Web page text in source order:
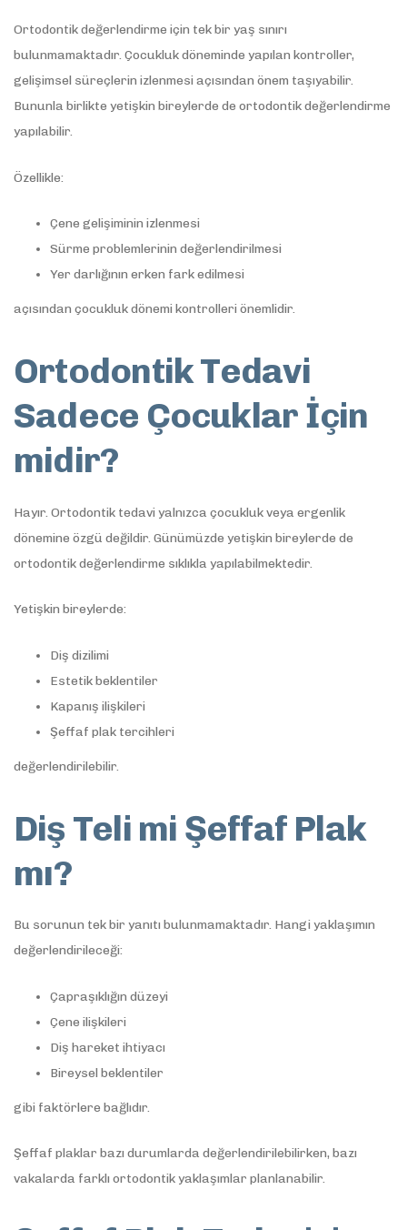
Ortodontik değerlendirme için tek bir yaş sınırı
bulunmamaktadır. Çocukluk döneminde yapılan kontroller,
gelişimsel süreçlerin izlenmesi açısından önem taşıyabilir.
Bununla birlikte yetişkin bireylerde de ortodontik değerlendirme
yapılabilir.
Özellikle:
Çene gelişiminin izlenmesi
Sürme problemlerinin değerlendirilmesi
Yer darlığının erken fark edilmesi
açısından çocukluk dönemi kontrolleri önemlidir.
Ortodontik Tedavi
Sadece Çocuklar İçin
midir?
Hayır. Ortodontik tedavi yalnızca çocukluk veya ergenlik
dönemine özgü değildir. Günümüzde yetişkin bireylerde de
ortodontik değerlendirme sıklıkla yapılabilmektedir.
Yetişkin bireylerde:
Diş dizilimi
Estetik beklentiler
Kapanış ilişkileri
Şeffaf plak tercihleri
değerlendirilebilir.
Diş Teli mi Şeffaf Plak
mı?
Bu sorunun tek bir yanıtı bulunmamaktadır. Hangi yaklaşımın
değerlendirileceği:
Çapraşıklığın düzeyi
Çene ilişkileri
Diş hareket ihtiyacı
Bireysel beklentiler
gibi faktörlere bağlıdır.
Şeffaf plaklar bazı durumlarda değerlendirilebilirken, bazı
vakalarda farklı ortodontik yaklaşımlar planlanabilir.